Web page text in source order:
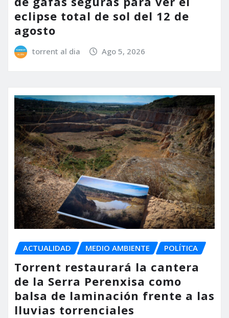
eclipse total de sol del 12 de
agosto
torrent al dia Ago 5, 2026
ACTUALIDAD MEDIO AMBIENTE POLÍTICA
Torrent restaurará la cantera
de la Serra Perenxisa como
balsa de laminación frente a las
lluvias torrenciales